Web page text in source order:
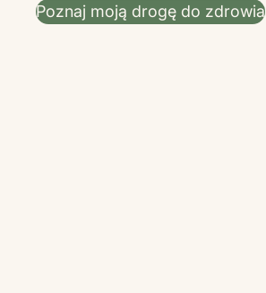
Poznaj moją drogę do zdrowia